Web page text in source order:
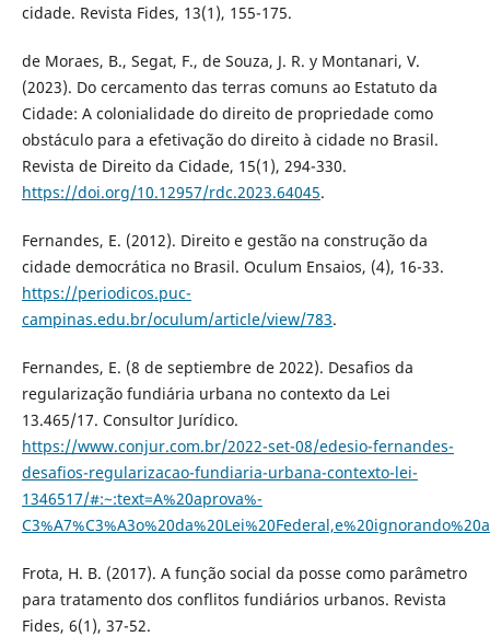
cidade. Revista Fides, 13(1), 155-175.
de Moraes, B., Segat, F., de Souza, J. R. y Montanari, V.
(2023). Do cercamento das terras comuns ao Estatuto da
Cidade: A colonialidade do direito de propriedade como
obstáculo para a efetivação do direito à cidade no Brasil.
Revista de Direito da Cidade, 15(1), 294-330.
https://doi.org/10.12957/rdc.2023.64045.
Fernandes, E. (2012). Direito e gestão na construção da
cidade democrática no Brasil. Oculum Ensaios, (4), 16-33.
https://periodicos.puc-
campinas.edu.br/oculum/article/view/783.
Fernandes, E. (8 de septiembre de 2022). Desafios da
regularização fundiária urbana no contexto da Lei
13.465/17. Consultor Jurídico.
https://www.conjur.com.br/2022-set-08/edesio-fernandes-
desafios-regularizacao-fundiaria-urbana-contexto-lei-
1346517/#:~:text=A%20aprova%-
Frota, H. B. (2017). A função social da posse como parâmetro
para tratamento dos conflitos fundiários urbanos. Revista
Fides, 6(1), 37-52.